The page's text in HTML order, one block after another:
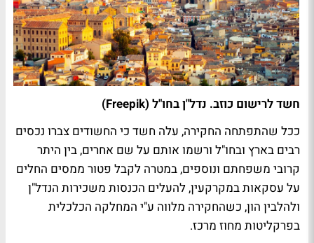
חשד לרישום כוזב. נדל"ן בחו"ל (Freepik)
ככל שהתפתחה החקירה, עלה חשד כי החשודים צברו נכסים
רבים בארץ ובחו"ל ורשמו אותם על שם אחרים, בין היתר
קרובי משפחתם ונוספים, במטרה לקבל פטור ממסים החלים
על עסקאות במקרקעין, להעלים הכנסות משכירות הנדל"ן
ולהלבין הון, כשהחקירה מלווה ע"י המחלקה הכלכלית
בפרקליטות מחוז מרכז.